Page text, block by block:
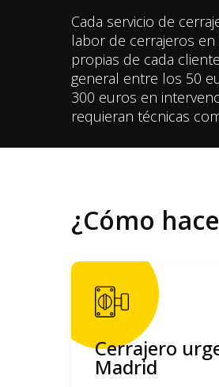
Cada servicio de
labor de cerrajeros
propias de cada
general entre los 50
300 euros en
requieran técnicas
¿Cómo
Cerrajero
Madrid